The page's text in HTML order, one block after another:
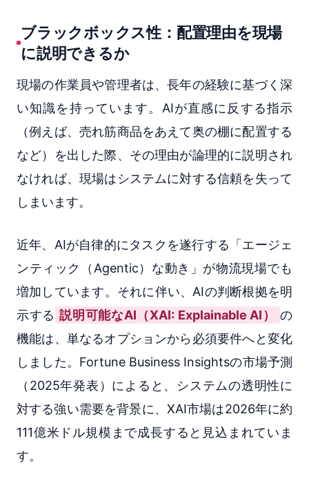
ブラックボックス性：配置理由を現場
に説明できるか
現場の作業員や管理者は、長年の経験に基づく深
い知識を持っています。AIが直感に反する指示
（例えば、売れ筋商品をあえて奥の棚に配置する
など）を出した際、その理由が論理的に説明され
なければ、現場はシステムに対する信頼を失って
しまいます。
近年、AIが自律的にタスクを遂行する「エージェ
ンティック（Agentic）な動き」が物流現場でも
増加しています。それに伴い、AIの判断根拠を明
示する 説明可能なAI（XAI: Explainable AI）
の
機能は、単なるオプションから必須要件へと変化
しました。Fortune Business Insightsの市場予測
（2025年発表）によると、システムの透明性に
対する強い需要を背景に、XAI市場は2026年に約
111億米ドル規模まで成長すると見込まれていま
す。